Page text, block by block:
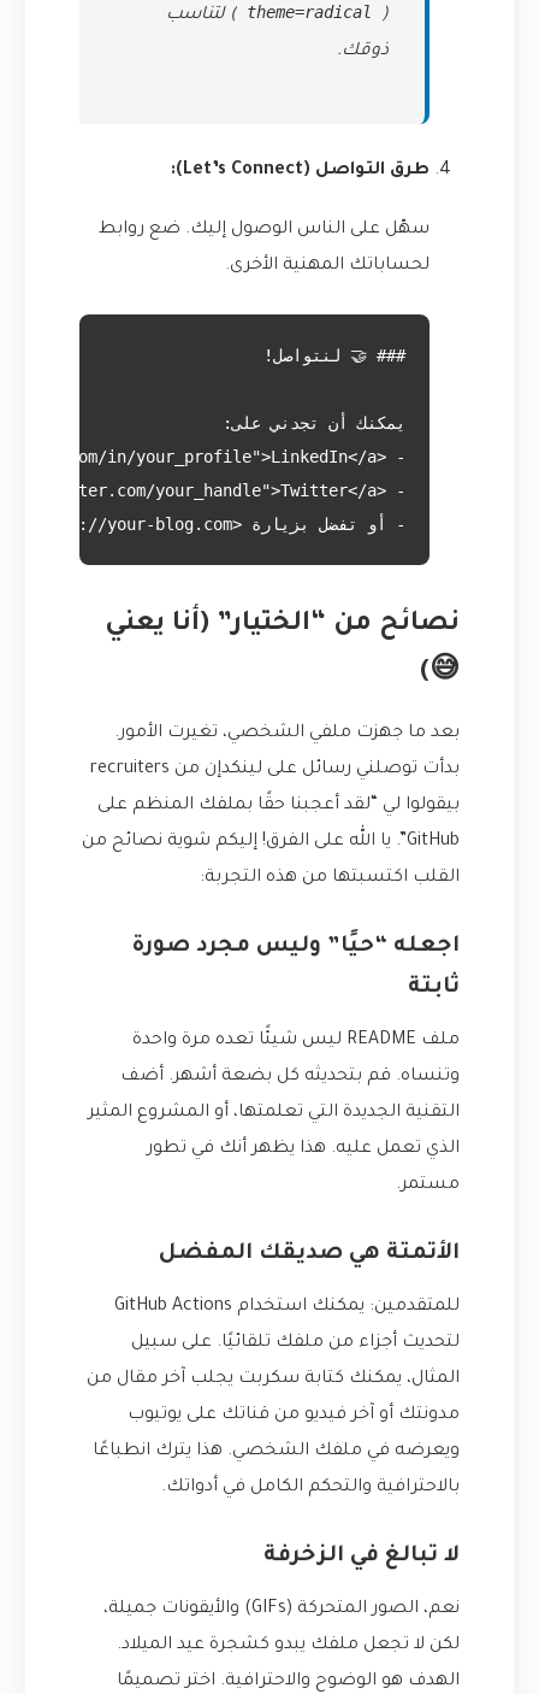
(
theme=radical ) لتناسب
ذوقك.
طرق التواصل (Let’s Connect):
سهّل على الناس الوصول إليك. ضع روابط
لحساباتك المهنية الأخرى.
- أو تفضل بزيارة <a href="https://your-blog.com">مدونتي الشخصية</a> لمقالات تقنية.
نصائح من “الختيار” (أنا يعني
😅)
بعد ما جهزت ملفي الشخصي، تغيرت الأمور.
بدأت توصلني رسائل على لينكدإن من recruiters
بيقولوا لي “لقد أعجبنا حقًا بملفك المنظم على
GitHub”. يا الله على الفرق! إليكم شوية نصائح من
القلب اكتسبتها من هذه التجربة:
اجعله “حيًا” وليس مجرد صورة
ثابتة
ملف README ليس شيئًا تعده مرة واحدة
وتنساه. قم بتحديثه كل بضعة أشهر. أضف
التقنية الجديدة التي تعلمتها، أو المشروع المثير
الذي تعمل عليه. هذا يظهر أنك في تطور
مستمر.
الأتمتة هي صديقك المفضل
للمتقدمين: يمكنك استخدام GitHub Actions
لتحديث أجزاء من ملفك تلقائيًا. على سبيل
المثال، يمكنك كتابة سكربت يجلب آخر مقال من
مدونتك أو آخر فيديو من قناتك على يوتيوب
ويعرضه في ملفك الشخصي. هذا يترك انطباعًا
بالاحترافية والتحكم الكامل في أدواتك.
لا تبالغ في الزخرفة
نعم، الصور المتحركة (GIFs) والأيقونات جميلة،
لكن لا تجعل ملفك يبدو كشجرة عيد الميلاد.
الهدف هو الوضوح والاحترافية. اختر تصميمًا